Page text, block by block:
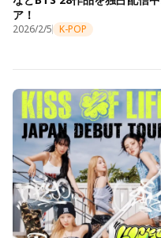
ア！
2026/2/5 K-POP